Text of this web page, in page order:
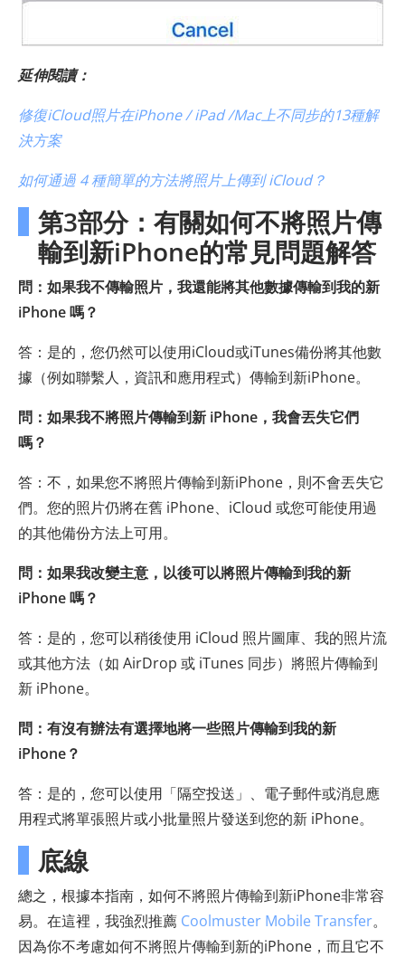
延伸閱讀：
修復iCloud照片在iPhone / iPad /Mac上不同步的13種解
決方案
如何通過 4 種簡單的方法將照片上傳到 iCloud？
第3部分：有關如何不將照片傳
輸到新iPhone的常見問題解答
問：如果我不傳輸照片，我還能將其他數據傳輸到我的新
iPhone 嗎？
答：是的，您仍然可以使用iCloud或iTunes備份將其他數
據（例如聯繫人，資訊和應用程式）傳輸到新iPhone。
問：如果我不將照片傳輸到新 iPhone，我會丟失它們
嗎？
答：不，如果您不將照片傳輸到新iPhone，則不會丟失它
們。您的照片仍將在舊 iPhone、iCloud 或您可能使用過
的其他備份方法上可用。
問：如果我改變主意，以後可以將照片傳輸到我的新
iPhone 嗎？
答：是的，您可以稍後使用 iCloud 照片圖庫、我的照片流
或其他方法（如 AirDrop 或 iTunes 同步）將照片傳輸到
新 iPhone。
問：有沒有辦法有選擇地將一些照片傳輸到我的新
iPhone？
答：是的，您可以使用「隔空投送」、電子郵件或消息應
用程式將單張照片或小批量照片發送到您的新 iPhone。
底線
總之，根據本指南，如何不將照片傳輸到新iPhone非常容
易。在這裡，我強烈推薦 Coolmuster Mobile Transfer。
因為你不考慮如何不將照片傳輸到新的iPhone，而且它不